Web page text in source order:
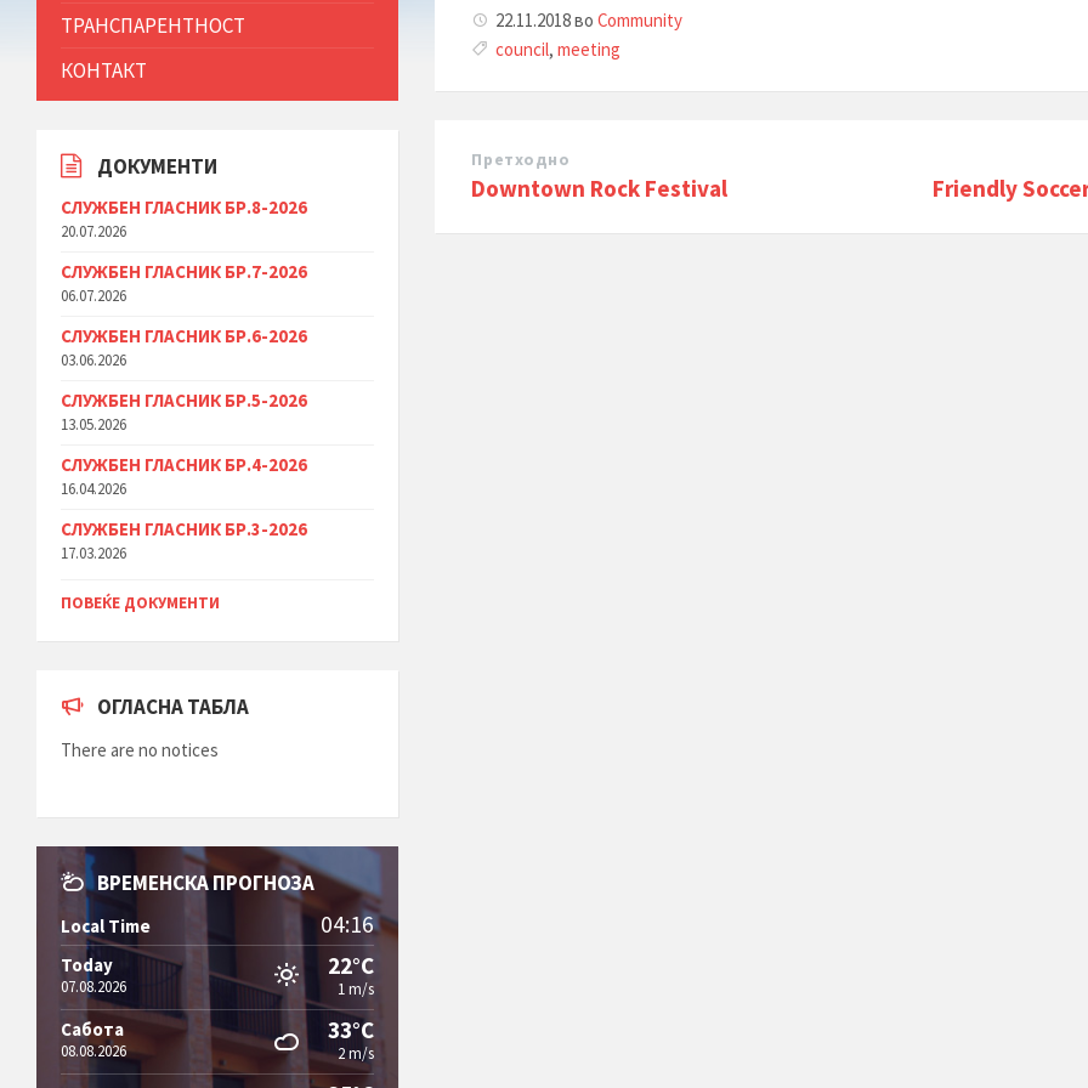
22.11.2018воCommunity
council,meeting
Претходно
Downtown Rock Festival Friendly
ТРАНСПАРЕНТНОСТ
КОНТАКТ
ДОКУМЕНТИ
СЛУЖБЕН ГЛАСНИК БР.8-2026
20.07.2026
СЛУЖБЕН ГЛАСНИК БР.7-2026
06.07.2026
СЛУЖБЕН ГЛАСНИК БР.6-2026
03.06.2026
СЛУЖБЕН ГЛАСНИК БР.5-2026
13.05.2026
СЛУЖБЕН ГЛАСНИК БР.4-2026
16.04.2026
СЛУЖБЕН ГЛАСНИК БР.3-2026
17.03.2026
ПОВЕЌЕ ДОКУМЕНТИ
ОГЛАСНА ТАБЛА
There are no notices
ВРЕМЕНСКА ПРОГНОЗА
Local Time 04:16
Today
07.08.2026
22°C
1 m/s
Сабота
08.08.2026
33°C
2 m/s